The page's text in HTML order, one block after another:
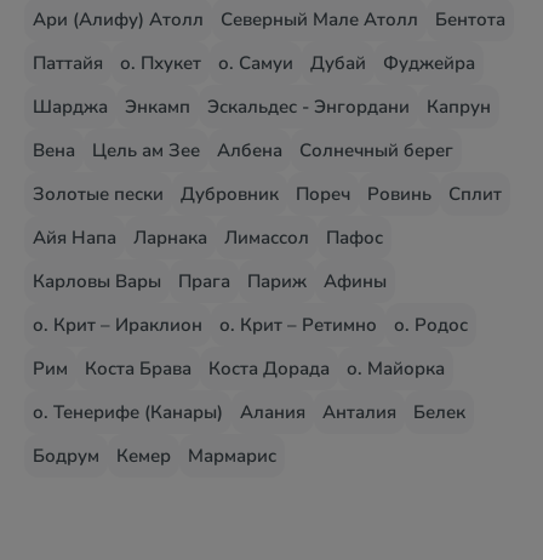
Ари (Алифу) Атолл
Северный Мале Атолл
Бентота
Паттайя
о. Пхукет о. Самуи Дубай
Фуджейра
Шарджа
Энкамп Эскальдес - Энгордани
Капрун
Вена
Цель ам Зее Албена
Солнечный берег
Золотые пески
Дубровник Пореч Ровинь
Сплит
Айя Напа
Ларнака Лимассол
Пафос
Карловы Вары
Прага Париж
Афины
о. Крит – Ираклион
о. Крит – Ретимно
о. Родос
Рим
Коста Брава Коста Дорада
о. Майорка
о. Тенерифе (Канары)
Алания Анталия
Белек
Бодрум
Кемер Мармарис